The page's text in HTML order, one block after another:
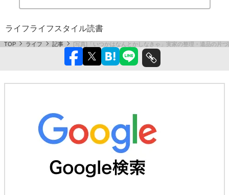
ライフライフスタイル読書
TOP ライフ 記事 [写真]「いつかはなんとかしなきゃ」実家の整理・遺品の片